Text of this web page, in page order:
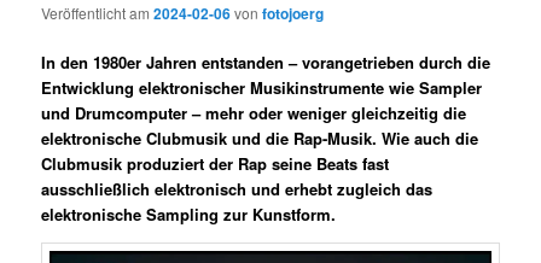
Veröffentlicht am2024-02-06vonfotojoerg
In den 1980er Jahren entstanden – vorangetrieben durch die
Entwicklung elektronischer Musikinstrumente wie Sampler
und Drumcomputer – mehr oder weniger gleichzeitig die
elektronische Clubmusik und die Rap-Musik. Wie auch die
Clubmusik produziert der Rap seine Beats fast
ausschließlich elektronisch und erhebt zugleich das
elektronische Sampling zur Kunstform.